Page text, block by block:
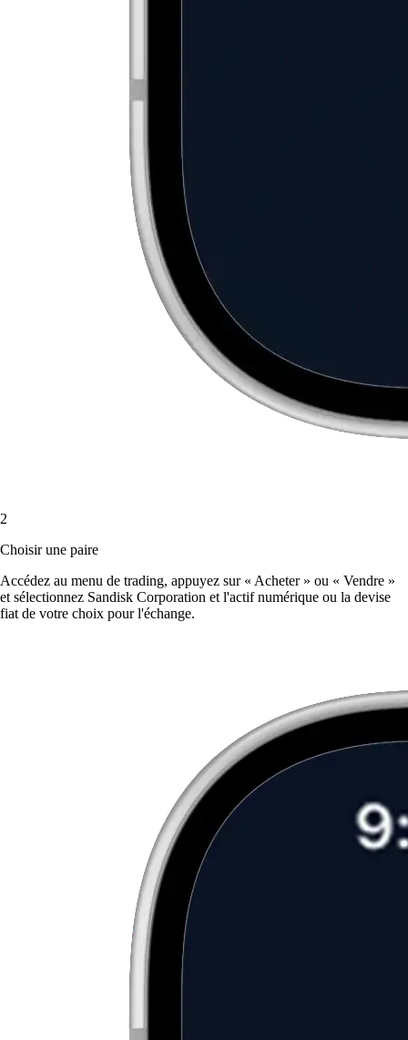
2
Choisir une paire
Accédez au menu de trading, appuyez sur « Acheter » ou « Vendre »
et sélectionnez Sandisk Corporation et l'actif numérique ou la devise
fiat de votre choix pour l'échange.